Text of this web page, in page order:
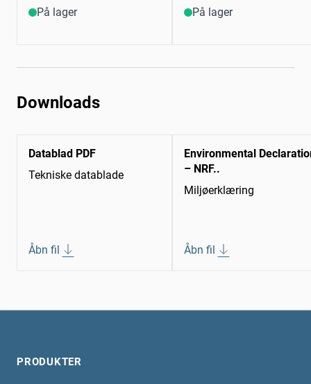
På lager På lager
Downloads
Datablad PDF
Tekniske datablade
Åbn fil
Environmental
– NRF..
Miljøerklæring
Åbn fil
PRODUKTER